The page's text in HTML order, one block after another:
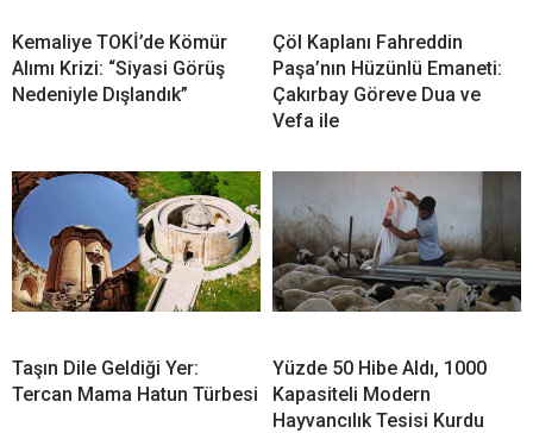
Kemaliye TOKİ’de Kömür
Alımı Krizi: “Siyasi Görüş
Nedeniyle Dışlandık”
Çöl Kaplanı Fahreddin
Paşa’nın Hüzünlü Emaneti:
Çakırbay Göreve Dua ve
Vefa ile
Taşın Dile Geldiği Yer:
Tercan Mama Hatun Türbesi
Yüzde 50 Hibe Aldı, 1000
Kapasiteli Modern
Hayvancılık Tesisi Kurdu